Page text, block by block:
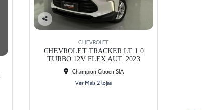
he
CHEVROLET
CHEVROLET TRACKER LT 1.0
TURBO 12V FLEX AUT. 2023
Champion Citroën SIA
Ver Mais 2 lojas